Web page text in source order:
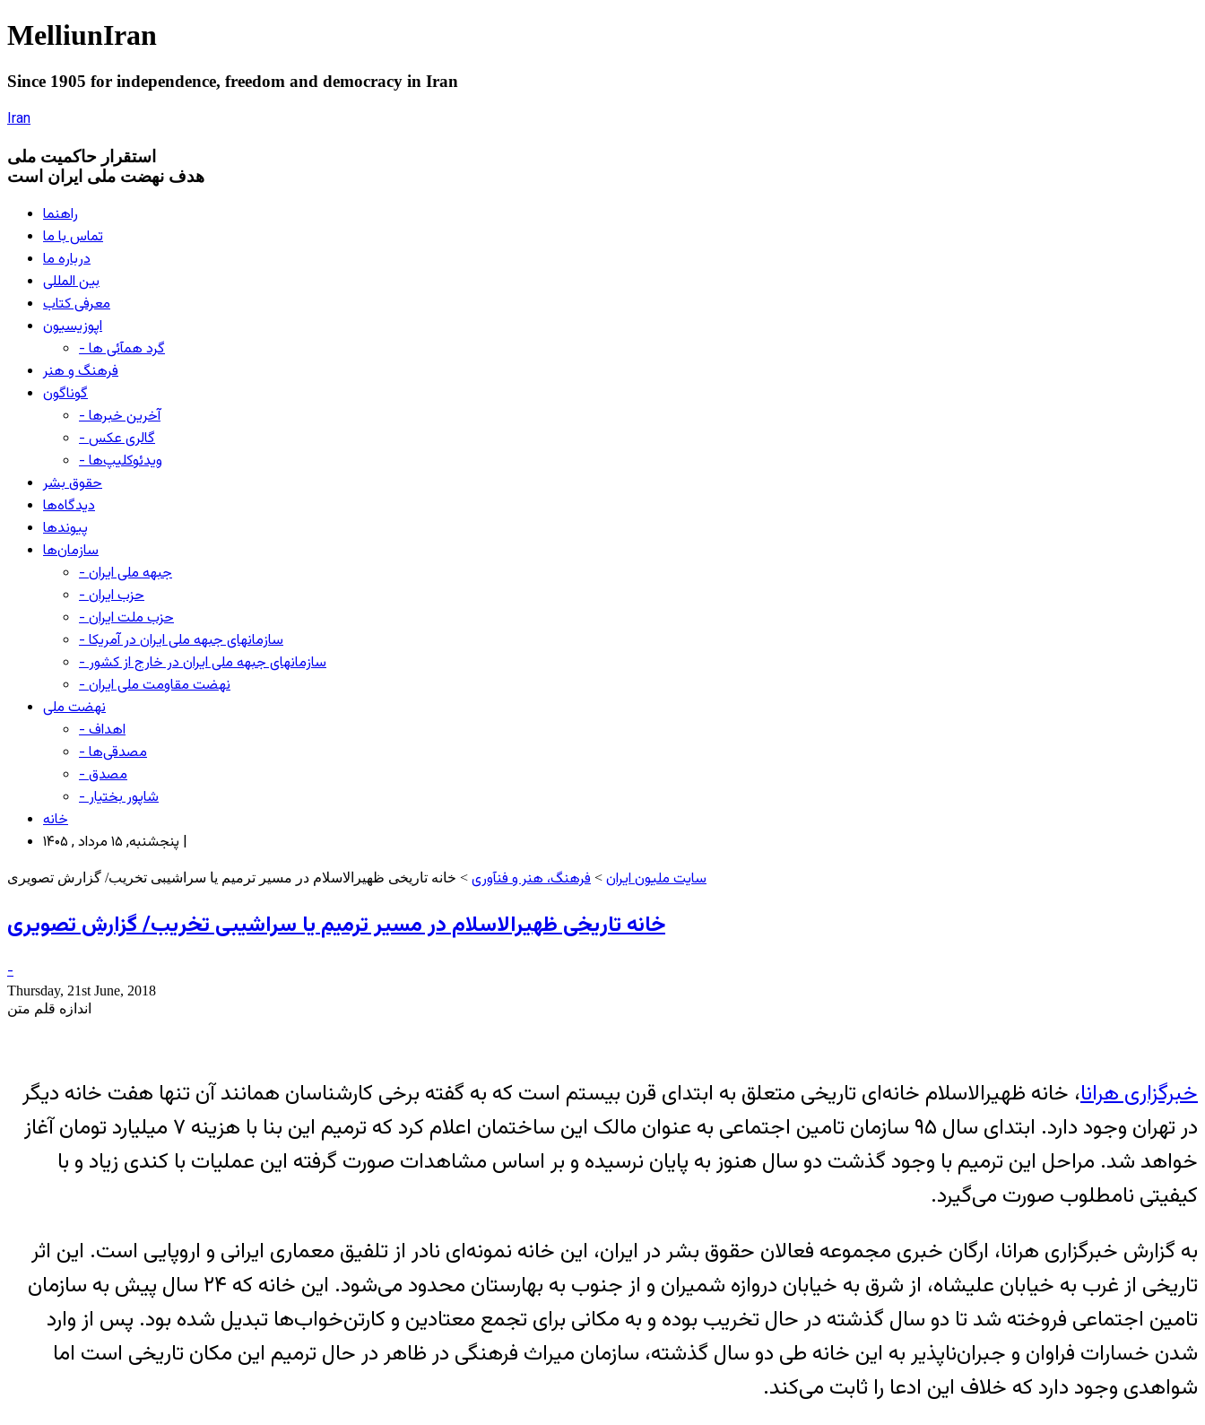
MelliunIran
Since 1905 for independence, freedom and democracy in Iran
Iran
استقرار حاکميت ملی
هدف نهضت ملی ایران است
راهنما
تماس با ما
درباره ما
بین المللی
معرفی کتاب
اپوزیسیون
- گرد همآئی ها
فرهنگ و هنر
گوناگون
- آخرین خبرها
- گالری عکس
- ویدئوکلیپ‌ها
حقوق بشر
دیدگاه‌ها
پیوندها
سازمان‌ها
- جبهه ملی ایران
- حزب ایران
- حزب ملت ایران
- سازمانهای جبهه ملی ایران در آمریکا
- سازمانهای جبهه ملی ایران در خارج از کشور
- نهضت مقاومت ملی ایران
نهضت ملی
- اهداف
- مصدقی‌ها
- مصدق
- شاپور بختیار
خانه
پنجشنبه, ۱۵ مرداد , ۱۴۰۵ |
سایت ملیون ایران > فرهنگ، هنر و فنآوری > خانه تاریخی ظهیرالاسلام در مسیر ترمیم یا سراشیبی تخریب/ گزارش تصویری
خانه تاریخی ظهیرالاسلام در مسیر ترمیم یا سراشیبی تخریب/ گزارش تصویری
-
Thursday, 21st June, 2018
اندازه قلم متن
خبرگزاری هرانا، خانه ظهیرالاسلام خانه‌ای تاریخی متعلق به ابتدای قرن بیستم است که به گفته برخی کارشناسان همانند آن تنها هفت خانه دیگر
در تهران وجود دارد. ابتدای سال ۹۵ سازمان تامین اجتماعی به عنوان مالک این ساختمان اعلام کرد که ترمیم این بنا با هزینه ۷ میلیارد تومان آغاز
خواهد شد. مراحل این ترمیم با وجود گذشت دو سال هنوز به پایان نرسیده و بر اساس مشاهدات صورت گرفته این عملیات با کندی زیاد و با
کیفیتی نامطلوب صورت می‌گیرد.
به گزارش خبرگزاری هرانا، ارگان خبری مجموعه فعالان حقوق بشر در ایران، این خانه نمونه‌ای نادر از تلفیق معماری ایرانی و اروپایی است. این اثر
تاریخی از غرب به خیابان علیشاه، از شرق به خیابان دروازه شمیران و از جنوب به بهارستان محدود می‌شود. این خانه که ۲۴ سال پیش به سازمان
تامین اجتماعی فروخته شد تا دو سال گذشته در حال تخریب بوده و به مکانی برای تجمع معتادین و کارتن‌خواب‌ها تبدیل شده بود. پس از وارد
شدن خسارات فراوان و جبران‌ناپذیر به این خانه طی دو سال گذشته، سازمان میراث فرهنگی در ظاهر در حال ترمیم این مکان تاریخی است اما
شواهدی وجود دارد که خلاف این ادعا را ثابت می‌کند.